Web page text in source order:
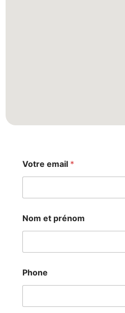
Votre email *
Nom et prénom
h
o
e
Phone